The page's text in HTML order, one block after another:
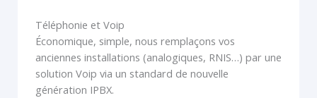
Téléphonie et Voip
Économique, simple, nous remplaçons vos
anciennes installations (analogiques, RNIS…) par une
solution Voip via un standard de nouvelle
génération IPBX.